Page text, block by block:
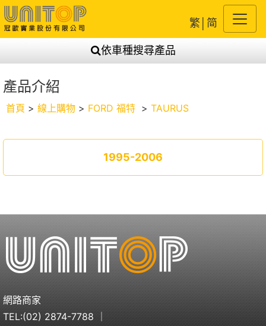
繁 简
依車種搜尋產品
產品介紹
首頁 > 線上購物 > FORD 福特 > TAURUS
1995-2006
網路商家
TEL:(02) 2874-7788